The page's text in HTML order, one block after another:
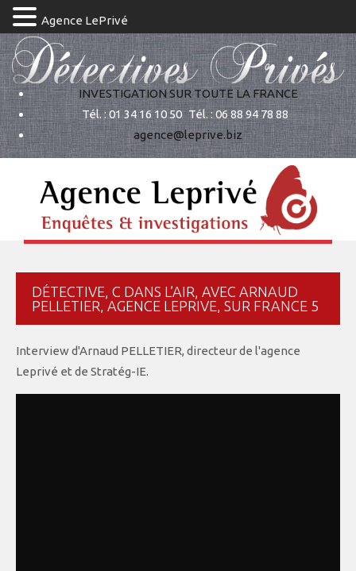
INVESTIGATION SUR TOUTE LA FRANCE
Tél. : 01 34 16 10 50 Tél. : 06 88 94 78 88
agence@leprive.biz
DÉTECTIVE, C DANS L’AIR, AVEC ARNAUD
PELLETIER, AGENCE LEPRIVE, SUR FRANCE 5
Interview d'Arnaud PELLETIER, directeur de l'agence
Leprivé et de Stratég-IE.
Agence LePrivé